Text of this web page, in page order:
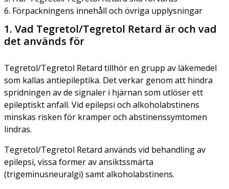
6. Förpackningens innehåll och övriga upplysningar
1. Vad Tegretol/Tegretol Retard är och vad
det används för
Tegretol/Tegretol Retard tillhör en grupp av läkemedel
som kallas antiepileptika. Det verkar genom att hindra
spridningen av de signaler i hjärnan som utlöser ett
epileptiskt anfall. Vid epilepsi och alkoholabstinens
minskas risken för kramper och abstinenssymtomen
lindras.
Tegretol/Tegretol Retard används vid behandling av
epilepsi, vissa former av ansiktssmärta
(trigeminusneuralgi) samt alkoholabstinens.